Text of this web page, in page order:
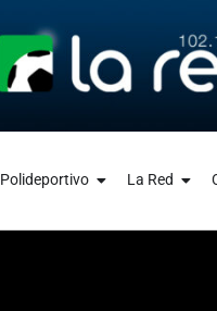
Polideportivo La Red